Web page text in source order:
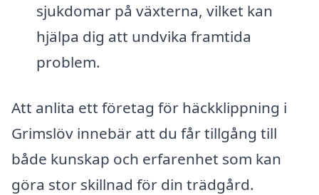
sjukdomar på växterna, vilket kan
hjälpa dig att undvika framtida
problem.
Att anlita ett företag för häckklippning i
Grimslöv innebär att du får tillgång till
både kunskap och erfarenhet som kan
göra stor skillnad för din trädgård.